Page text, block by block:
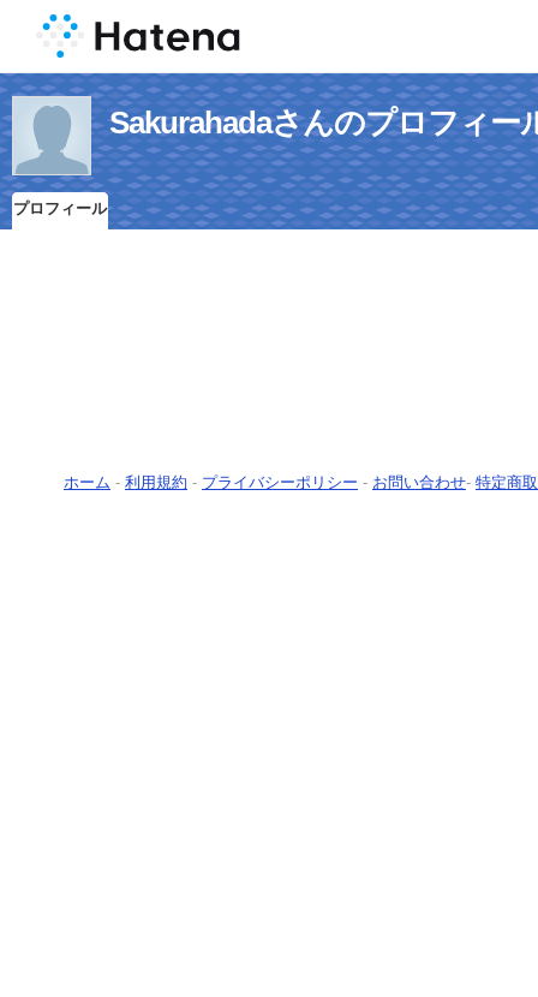
Sakurahadaさんのプロフィー
プロフィール
ホーム - 利用規約 - プライバシーポリシー - お問い合わせ- 特定商